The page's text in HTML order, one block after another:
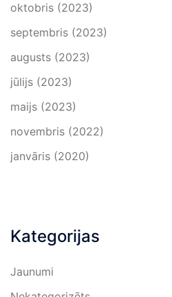
oktobris (2023)
septembris (2023)
augusts (2023)
jūlijs (2023)
maijs (2023)
novembris (2022)
janvāris (2020)
Kategorijas
Jaunumi